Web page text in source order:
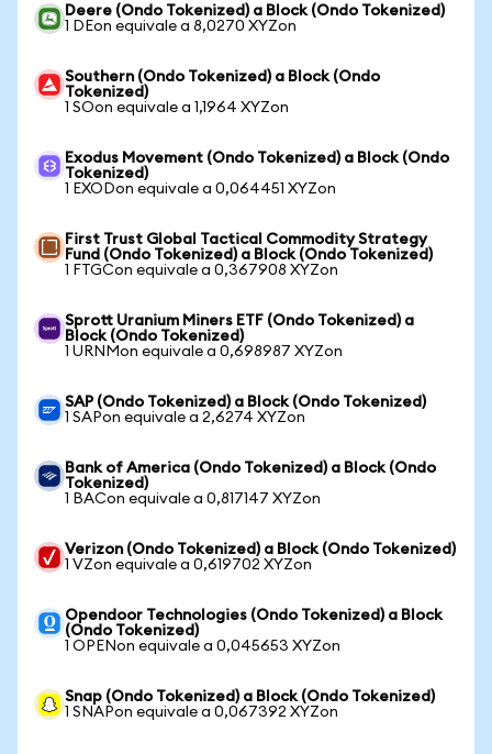
Deere (Ondo Tokenized) a Block (Ondo Tokenized)
1 DEon equivale a 8,0270 XYZon
Southern (Ondo Tokenized) a Block (Ondo
Tokenized)
1 SOon equivale a 1,1964 XYZon
Exodus Movement (Ondo Tokenized) a Block (Ondo
Tokenized)
1 EXODon equivale a 0,064451 XYZon
First Trust Global Tactical Commodity Strategy
Fund (Ondo Tokenized) a Block (Ondo Tokenized)
1 FTGCon equivale a 0,367908 XYZon
Sprott Uranium Miners ETF (Ondo Tokenized) a
Block (Ondo Tokenized)
1 URNMon equivale a 0,698987 XYZon
SAP (Ondo Tokenized) a Block (Ondo Tokenized)
1 SAPon equivale a 2,6274 XYZon
Bank of America (Ondo Tokenized) a Block (Ondo
Tokenized)
1 BACon equivale a 0,817147 XYZon
Verizon (Ondo Tokenized) a Block (Ondo Tokenized)
1 VZon equivale a 0,619702 XYZon
Opendoor Technologies (Ondo Tokenized) a Block
(Ondo Tokenized)
1 OPENon equivale a 0,045653 XYZon
Snap (Ondo Tokenized) a Block (Ondo Tokenized)
1 SNAPon equivale a 0,067392 XYZon